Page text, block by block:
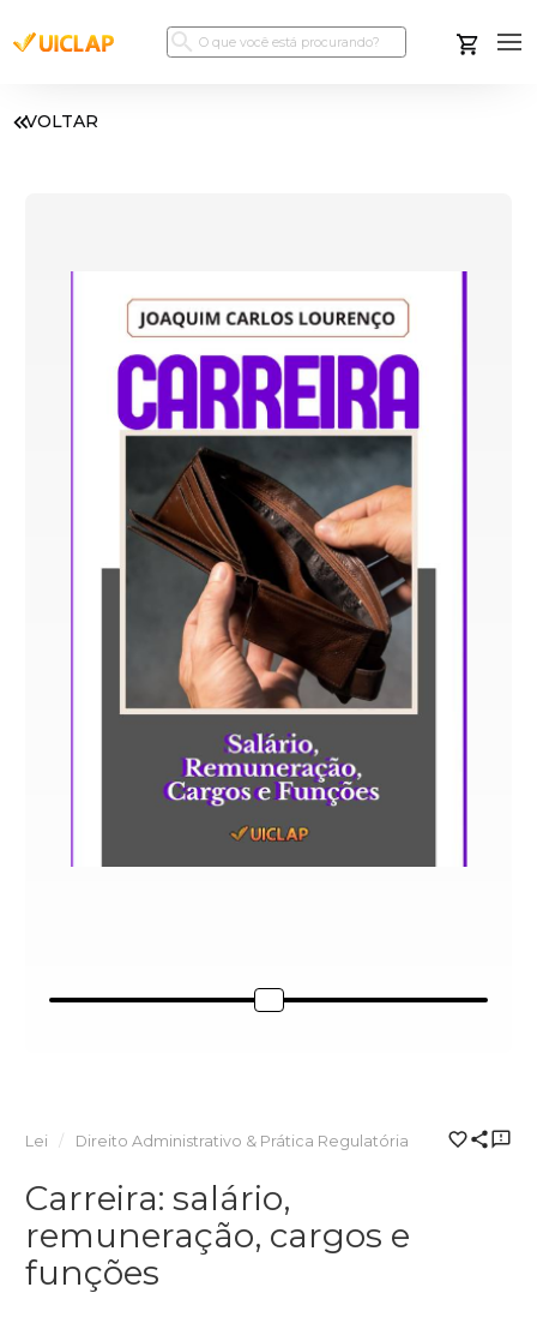
VOLTAR
Lei Direito Administrativo & Prática Regulatória
Carreira: salário,
remuneração, cargos e
funções